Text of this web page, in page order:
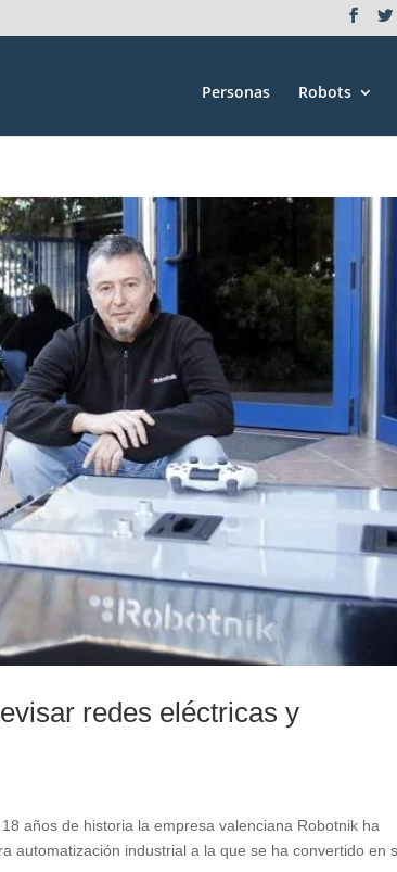
Personas Robots
redes eléctricas y
años de historia la empresa valenciana Robotnik ha
automatización industrial a la que se ha convertido en